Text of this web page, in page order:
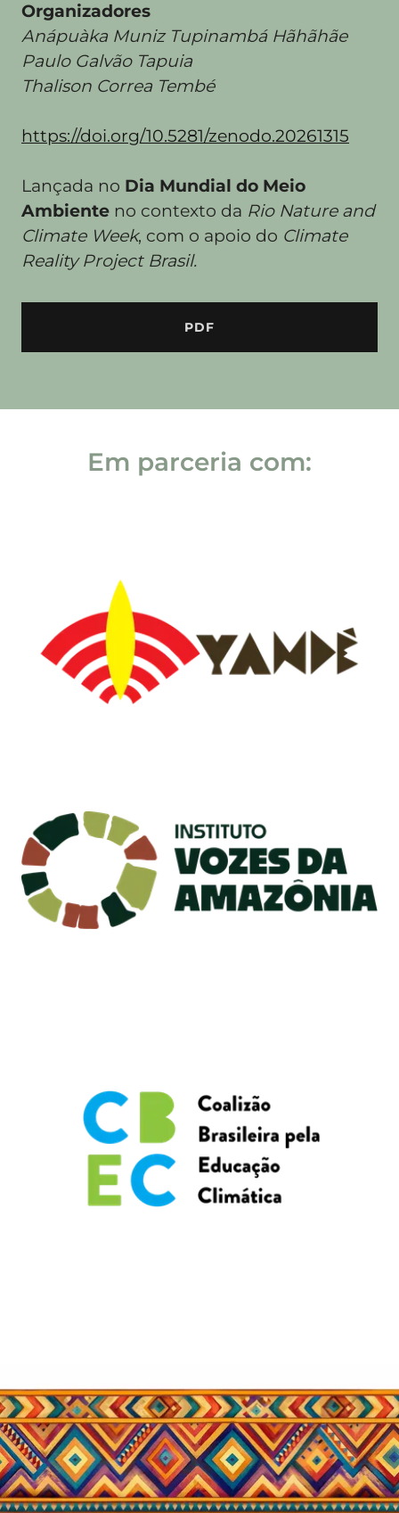
Organizadores
Anápuàka Muniz Tupinambá Hãhãhãe
Paulo Galvão Tapuia
Thalison Correa Tembé
https://doi.org/10.5281/zenodo.20261315
Lançada no Dia Mundial do Meio
Ambiente no contexto da Rio Nature and
Climate Week, com o apoio do Climate
Reality Project Brasil.
PDF
Em parceria com: